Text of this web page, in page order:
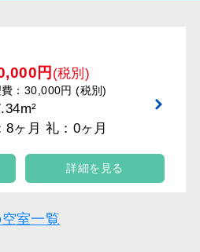
円 (税別)
：30,000円 (税別)
8ヶ月 礼：0ヶ月
詳細を見る
空室一覧